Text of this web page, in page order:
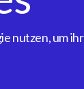
nutzen, um